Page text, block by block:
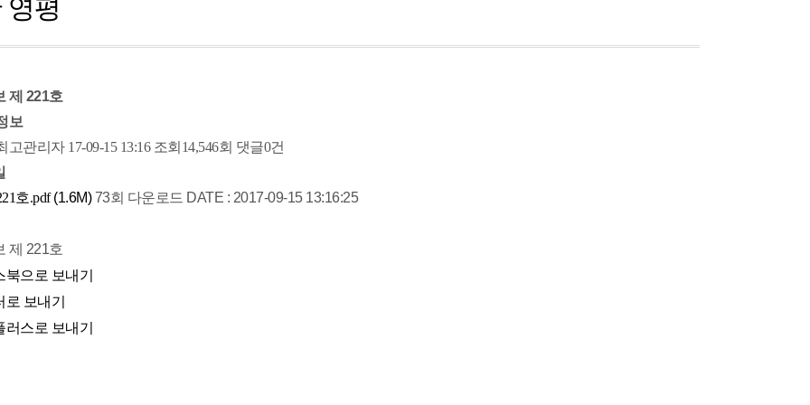
영평
제 221호
보
고관리자 17-09-15 13:16조회 14,546회 댓글0건
호.pdf(1.6M)73회 다운로드 DATE : 2017-09-15 13:16:25
제 221호